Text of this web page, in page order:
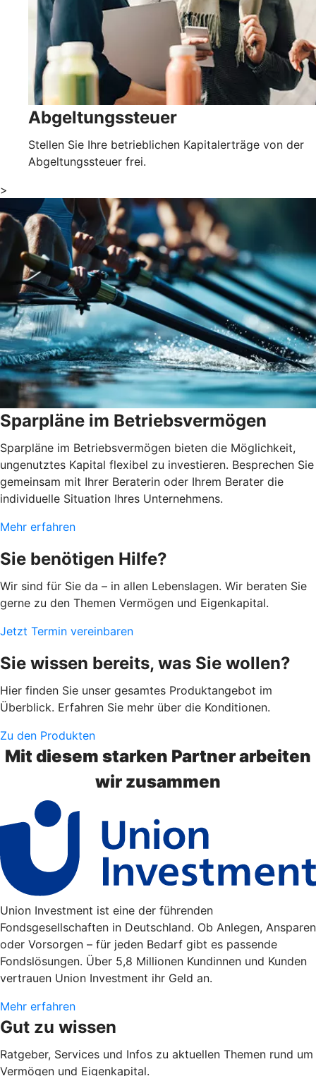
Abgeltungssteuer
Stellen Sie Ihre betrieblichen Kapitalerträge von der
Abgeltungssteuer frei.
>
Sparpläne im Betriebsvermögen
Sparpläne im Betriebsvermögen bieten die Möglichkeit,
ungenutztes Kapital flexibel zu investieren. Besprechen Sie
gemeinsam mit Ihrer Beraterin oder Ihrem Berater die
individuelle Situation Ihres Unternehmens.
Mehr erfahren
Sie benötigen Hilfe?
Wir sind für Sie da – in allen Lebenslagen. Wir beraten Sie
gerne zu den Themen Vermögen und Eigenkapital.
Jetzt Termin vereinbaren
Sie wissen bereits, was Sie wollen?
Hier finden Sie unser gesamtes Produktangebot im
Überblick. Erfahren Sie mehr über die Konditionen.
Zu den Produkten
Mit diesem starken Partner arbeiten
wir zusammen
Union Investment ist eine der führenden
Fondsgesellschaften in Deutschland. Ob Anlegen, Ansparen
oder Vorsorgen – für jeden Bedarf gibt es passende
Fondslösungen. Über 5,8 Millionen Kundinnen und Kunden
vertrauen Union Investment ihr Geld an.
Mehr erfahren
Gut zu wissen
Ratgeber, Services und Infos zu aktuellen Themen rund um
Vermögen und Eigenkapital.